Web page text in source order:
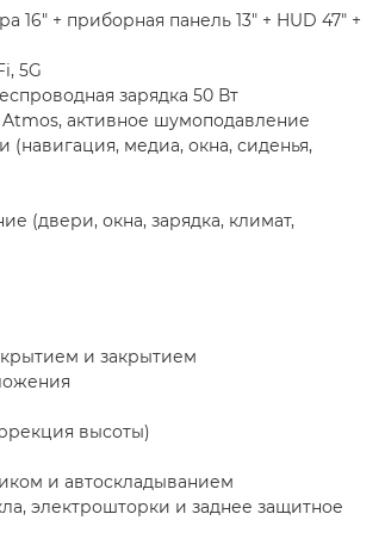
16" + приборная панель 13" + HUD 47" +
5G
зарядка 50 Вт
активное шумоподавление
медиа, окна, сиденья,
(двери, окна, зарядка, климат,
и закрытием
высоты)
и автоскладыванием
электрошторки и заднее защитное